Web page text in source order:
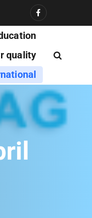
quality